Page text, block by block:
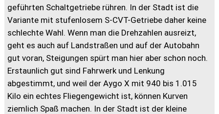
geführten Schaltgetriebe rühren. In der Stadt ist die
Variante mit stufenlosem S-CVT-Getriebe daher keine
schlechte Wahl. Wenn man die Drehzahlen ausreizt,
geht es auch auf Landstraßen und auf der Autobahn
gut voran, Steigungen spürt man hier aber schon noch.
Erstaunlich gut sind Fahrwerk und Lenkung
abgestimmt, und weil der Aygo X mit 940 bis 1.015
Kilo ein echtes Fliegengewicht ist, können Kurven
ziemlich Spaß machen. In der Stadt ist der kleine